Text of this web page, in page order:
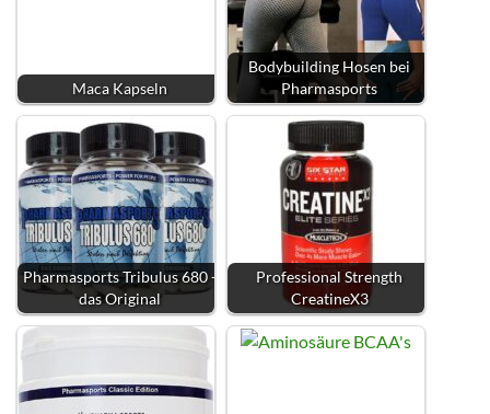
Maca Kapseln
Bodybuilding Hosen bei
Pharmasports
Pharmasports Tribulus 680 -
das Original
Professional Strength
CreatineX3